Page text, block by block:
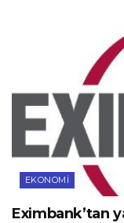
EKONOMI
Eximbank’tan